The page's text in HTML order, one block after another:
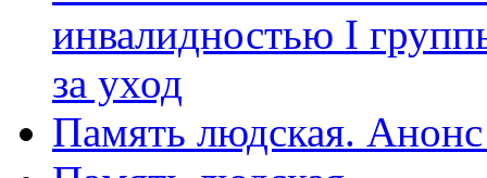
инвалидностью I
за уход
Память людская.